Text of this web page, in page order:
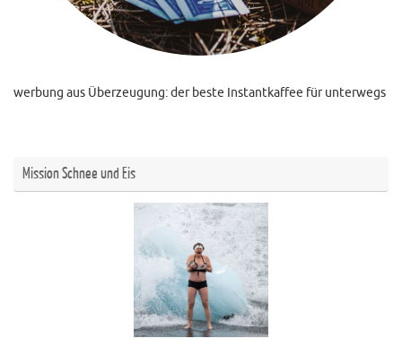
werbung aus Überzeugung: der beste Instantkaffee für unterwegs
Mission Schnee und Eis